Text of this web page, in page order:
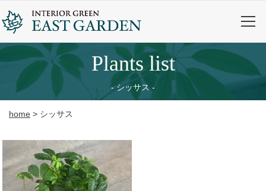
plants list
シッサス
home > シッサス